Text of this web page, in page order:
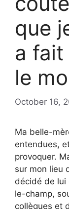
que
a
le
October 16,
Ma belle-
entendues,
provoquer.
sur mon lieu
décidé de lui
le-champ,
collègues et